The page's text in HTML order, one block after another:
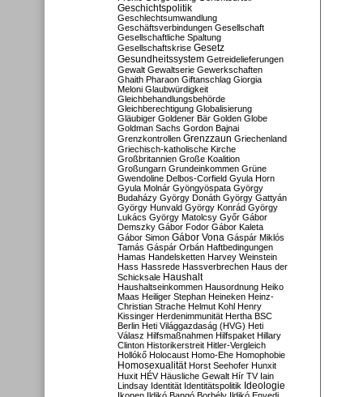
Geschichtspolitik
Geschlechtsumwandlung
Geschäftsverbindungen Gesellschaft
Gesellschaftliche Spaltung
Gesellschaftskrise Gesetz
Gesundheitssystem Getreidelieferungen
Gewalt Gewaltserie Gewerkschaften
Ghaith Pharaon Giftanschlag Giorgia
Meloni Glaubwürdigkeit
Gleichbehandlungsbehörde
Gleichberechtigung Globalisierung
Gläubiger Goldener Bär Golden Globe
Goldman Sachs Gordon Bajnai
Grenzkontrollen Grenzzaun Griechenland
Griechisch-katholische Kirche
Großbritannien Große Koalition
Großungarn Grundeinkommen Grüne
Gwendoline Delbos-Corfield Gyula Horn
Gyula Molnár Gyöngyöspata György
Budaházy György Donáth György Gattyán
György Hunvald György Konrád György
Lukács György Matolcsy Győr Gábor
Demszky Gábor Fodor Gábor Kaleta
Gábor Simon Gábor Vona Gáspár Miklós
Tamás Gáspár Orbán Haftbedingungen
Hamas Handelsketten Harvey Weinstein
Hass Hassrede Hassverbrechen Haus der
Schicksale Haushalt
Haushaltseinkommen Hausordnung Heiko
Maas Heiliger Stephan Heineken Heinz-
Christian Strache Helmut Kohl Henry
Kissinger Herdenimmunität Hertha BSC
Berlin Heti Világgazdaság (HVG) Heti
Válasz Hilfsmaßnahmen Hilfspaket Hillary
Clinton Historikerstreit Hitler-Vergleich
Hollókő Holocaust Homo-Ehe Homophobie
Homosexualität Horst Seehofer Hunxit
Huxit HÉV Häusliche Gewalt Hír TV Iain
Lindsay Identität Identitätspolitik Ideologie